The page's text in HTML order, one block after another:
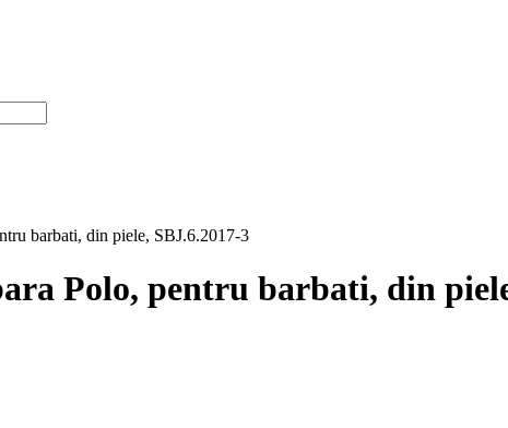
barbati, din piele, SBJ.6.2017-3
Polo, pentru barbati, din